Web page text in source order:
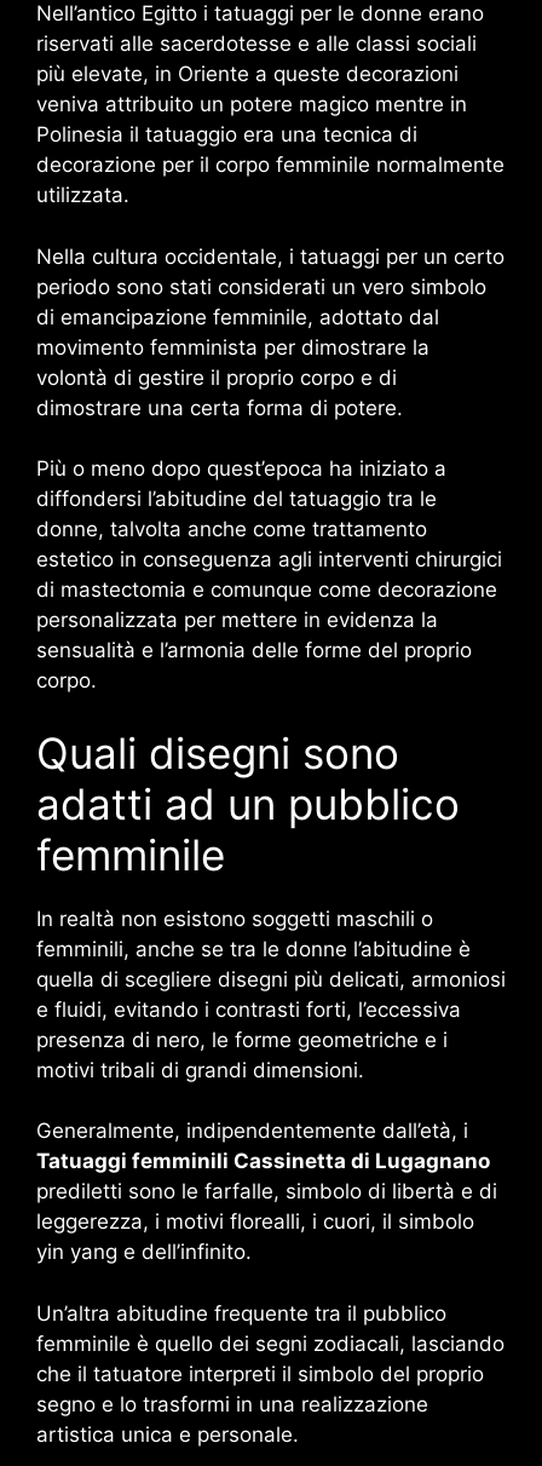
Nell’antico Egitto i tatuaggi per le donne erano
riservati alle sacerdotesse e alle classi sociali
più elevate, in Oriente a queste decorazioni
veniva attribuito un potere magico mentre in
Polinesia il tatuaggio era una tecnica di
decorazione per il corpo femminile normalmente
utilizzata.
Nella cultura occidentale, i tatuaggi per un certo
periodo sono stati considerati un vero simbolo
di emancipazione femminile, adottato dal
movimento femminista per dimostrare la
volontà di gestire il proprio corpo e di
dimostrare una certa forma di potere.
Più o meno dopo quest’epoca ha iniziato a
diffondersi l’abitudine del tatuaggio tra le
donne, talvolta anche come trattamento
estetico in conseguenza agli interventi chirurgici
di mastectomia e comunque come decorazione
personalizzata per mettere in evidenza la
sensualità e l’armonia delle forme del proprio
corpo.
Quali disegni sono
adatti ad un pubblico
femminile
In realtà non esistono soggetti maschili o
femminili, anche se tra le donne l’abitudine è
quella di scegliere disegni più delicati, armoniosi
e fluidi, evitando i contrasti forti, l’eccessiva
presenza di nero, le forme geometriche e i
motivi tribali di grandi dimensioni.
Generalmente, indipendentemente dall’età, i
Tatuaggi femminili Cassinetta di Lugagnano
prediletti sono le farfalle, simbolo di libertà e di
leggerezza, i motivi florealli, i cuori, il simbolo
yin yang e dell’infinito.
Un’altra abitudine frequente tra il pubblico
femminile è quello dei segni zodiacali, lasciando
che il tatuatore interpreti il simbolo del proprio
segno e lo trasformi in una realizzazione
artistica unica e personale.